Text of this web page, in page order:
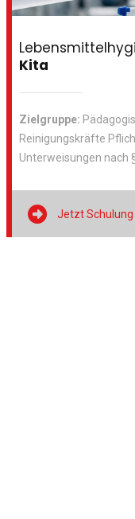
Kita
Zielgruppe:
Reinigungskräfte
Unterweisungen nach
 Jetzt Schulung